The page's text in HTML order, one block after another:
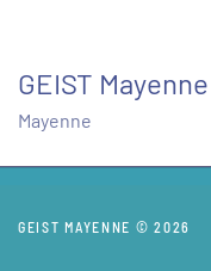
GEIST Mayenne
Mayenne
GEIST MAYENNE © 2026